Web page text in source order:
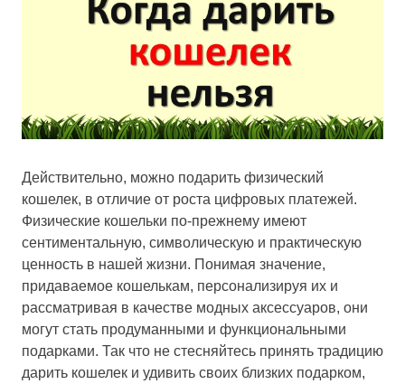
Действительно, можно подарить физический
кошелек, в отличие от роста цифровых платежей.
Физические кошельки по-прежнему имеют
сентиментальную, символическую и практическую
ценность в нашей жизни. Понимая значение,
придаваемое кошелькам, персонализируя их и
рассматривая в качестве модных аксессуаров, они
могут стать продуманными и функциональными
подарками. Так что не стесняйтесь принять традицию
дарить кошелек и удивить своих близких подарком,